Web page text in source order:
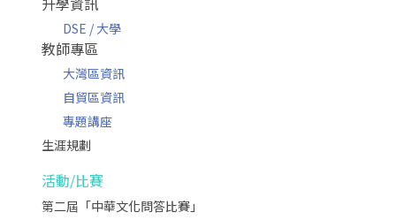
DSE / 大學
教師專區
大灣區資訊
自貿區資訊
專題講座
生涯規劃
活動/比賽
第二屆「中華文化問答比賽」